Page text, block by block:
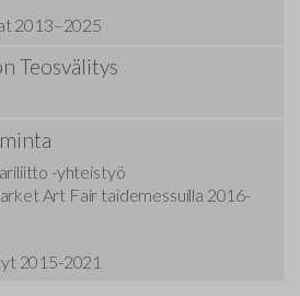
2013–2025
Teosvälitys
-yhteistyö
Art Fair taidemessuilla 2016-
2015-2021